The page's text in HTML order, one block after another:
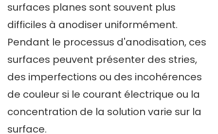
surfaces planes sont souvent plus
difficiles à anodiser uniformément.
Pendant le processus d'anodisation, ces
surfaces peuvent présenter des stries,
des imperfections ou des incohérences
de couleur si le courant électrique ou la
concentration de la solution varie sur la
surface.